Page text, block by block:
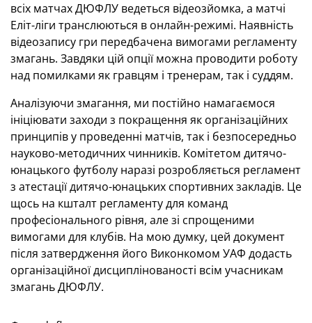
всіх матчах ДЮФЛУ ведеться відеозйомка, а матчі
Еліт-ліги транслюються в онлайн-режимі. Наявність
відеозапису гри передбачена вимогами регламенту
змагань. Завдяки цій опції можна проводити роботу
над помилками як гравцям і тренерам, так і суддям.
Аналізуючи змагання, ми постійно намагаємося
ініціювати заходи з покращення як організаційних
принципів у проведенні матчів, так і безпосередньо
науково-методичних чинників. Комітетом дитячо-
юнацького футболу наразі розробляється регламент
з атестації дитячо-юнацьких спортивних закладів. Це
щось на кшталт регламенту для команд
професіонального рівня, але зі спрощеними
вимогами для клубів. На мою думку, цей документ
після затвердження його Виконкомом УАФ додасть
організаційної дисциплінованості всім учасникам
змагань ДЮФЛУ.